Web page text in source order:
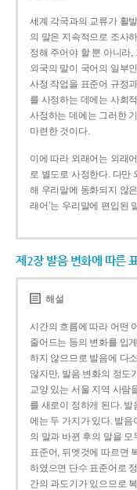
세계 각국과의 교류가 활
의 말은 지속적으로 조사
정해 주어야 할 뿐 아니라
외국의 말이 국어의 일부
사정 작업을 표준어 규정
를 사정하는 데에는 사회
사정하는 데에는 그러한
마련한 것이다.
이에 따라 외래어는 외래
로 별도로 사정한다. 다만
해 우리말에 동화되지 않
래어’는 우리말에 편입된
제2장 발음 변화에 따른
해설
시간의 흐름에 따라 어떤
줄어드는 등의 변화를 입
하지 않으므로 발음에 다
않지만, 발음 변화의 정도
교양 있는 서울 지역 사람
를 새로이 정하게 된다.
에는 두 가지가 있다. 발음
의 말과 바뀐 후의 말을
표준어, 뒤엣것에 따르면
하였으면 단수 표준어로
간의 과도기가 있으므로